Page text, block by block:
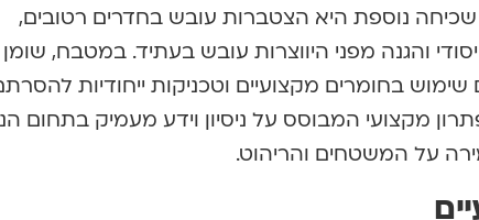
נוספת היא הצטברות עובש בחדרים רטובים,
והגנה מפני היווצרות עובש בעתיד. במטבח, שומן
בחומרים מקצועיים וטכניקות ייחודיות
מקצועי המבוסס על ניסיון וידע מעמיק בתחום
על המשטחים והריהוט.